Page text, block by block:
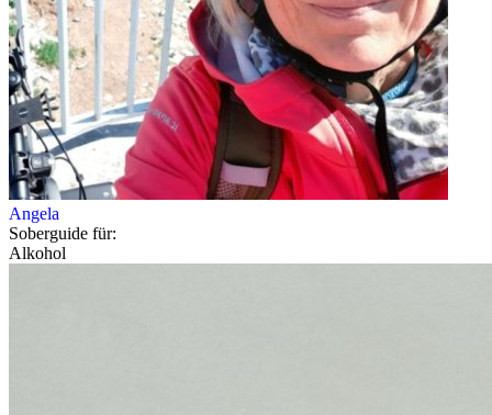
Angela
Soberguide für:
Alkohol